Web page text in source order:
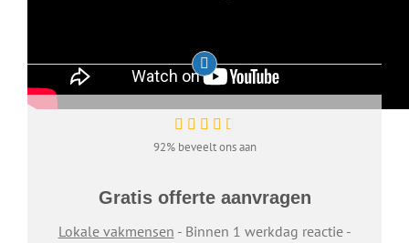
92% beveelt ons aan
Gratis offerte aanvragen
Lokale vakmensen - Binnen 1 werkdag reactie -